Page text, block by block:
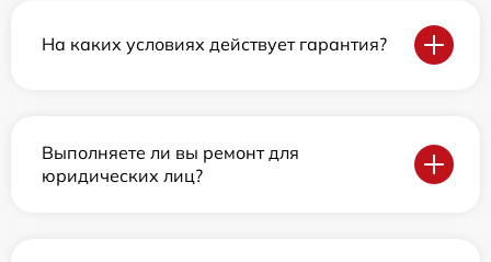
На каких условиях действует гарантия?
Выполняете ли вы ремонт для
юридических лиц?